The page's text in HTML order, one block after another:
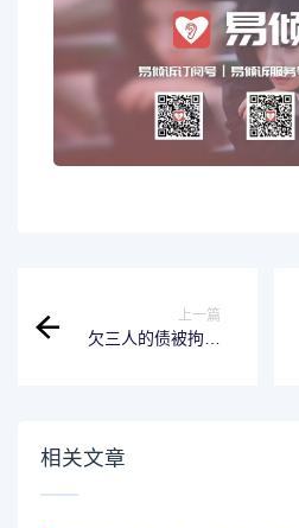
上一篇
欠三人的债被拘留
相关文章